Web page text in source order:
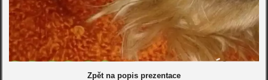
Zpět na popis prezentace